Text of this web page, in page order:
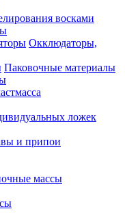
восками
Окклюдаторы,
Паковочные материалы
ложек
и припои
массы